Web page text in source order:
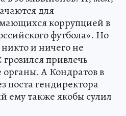
для
коррупцией в
футбола». Но
никто и ничего не
привлечь
А Кондратов в
поста гендиректора
ему также якобы сулил